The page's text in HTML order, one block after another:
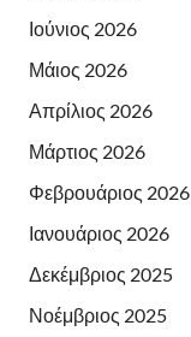
Ιούνιος 2026
Μάιος 2026
Απρίλιος 2026
Μάρτιος 2026
Φεβρουάριος 2026
Ιανουάριος 2026
Δεκέμβριος 2025
Νοέμβριος 2025